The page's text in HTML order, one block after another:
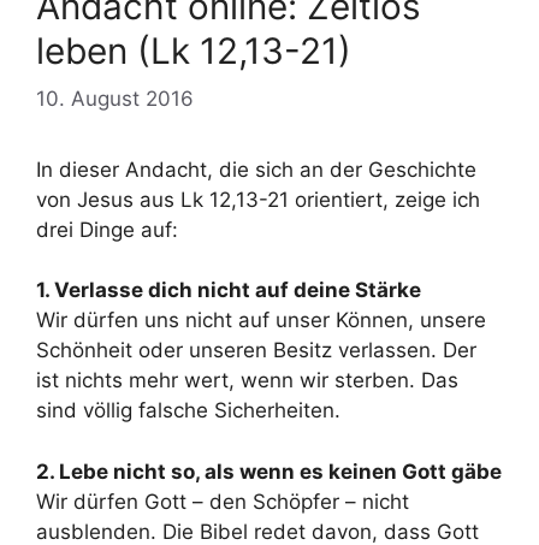
leben (Lk 12,13-21)
10. August 2016
In dieser Andacht, die sich an der Geschichte
von Jesus aus Lk 12,13-21 orientiert, zeige ich
drei Dinge auf:
1. Verlasse dich nicht auf deine Stärke
Wir dürfen uns nicht auf unser Können, unsere
Schönheit oder unseren Besitz verlassen. Der
ist nichts mehr wert, wenn wir sterben. Das
sind völlig falsche Sicherheiten.
2. Lebe nicht so, als wenn es keinen Gott gäbe
Wir dürfen Gott – den Schöpfer – nicht
ausblenden. Die Bibel redet davon, dass Gott